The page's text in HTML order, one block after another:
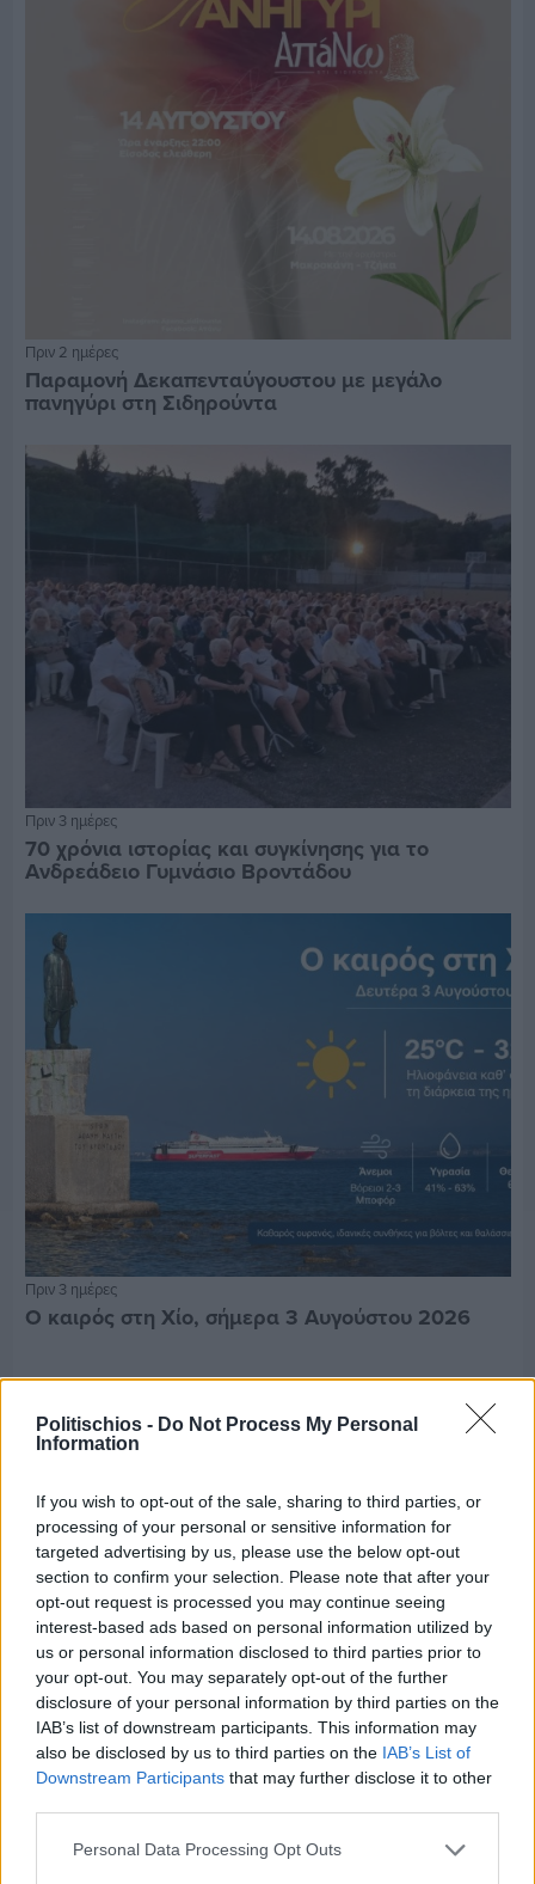
Politischios - Do Not Process My Personal
Information
If you wish to opt-out of the sale, sharing to third parties, or
processing of your personal or sensitive information for
targeted advertising by us, please use the below opt-out
section to confirm your selection. Please note that after your
opt-out request is processed you may continue seeing
interest-based ads based on personal information utilized by
us or personal information disclosed to third parties prior to
your opt-out. You may separately opt-out of the further
disclosure of your personal information by third parties on the
IAB’s list of downstream participants. This information may
also be disclosed by us to third parties on the IAB’s List of
Downstream Participants that may further disclose it to other
Personal Data Processing Opt Outs
Πριν 2 ημέρες
Παραμονή Δεκαπενταύγουστου με μεγάλο
πανηγύρι στη Σιδηρούντα
Πριν 3 ημέρες
70 χρόνια ιστορίας και συγκίνησης για το
Ανδρεάδειο Γυμνάσιο Βροντάδου
Πριν 3 ημέρες
Ο καιρός στη Χίο, σήμερα 3 Αυγούστου 2026
Πριν 5 ημέρες
Μία μικρή αλλά αναγκαία ανάπαυλα για την
ομάδα του «Πολίτη»